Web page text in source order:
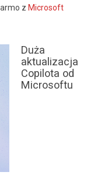
z Microsoft
Duża
aktualizacja
Copilota od
Microsoftu